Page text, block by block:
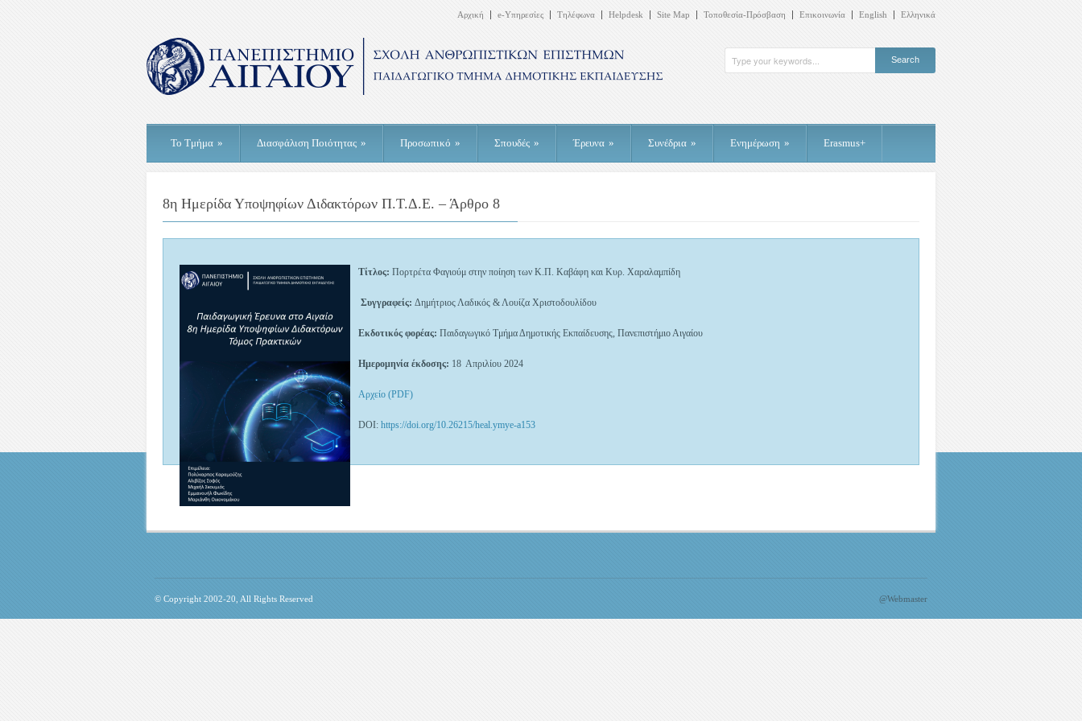
Αρχική e-Υπηρεσίες Τηλέφωνα Helpdesk Site Map Τοποθεσία-Πρόσβαση Επικοινωνία English Ελληνικά
Το Τμήμα » Διασφάλιση Ποιότητας » Προσωπικό » Σπουδές » Έρευνα » Συνέδρια » Ενημέρωση » Erasmus+
8η Ημερίδα Υποψηφίων Διδακτόρων Π.Τ.Δ.Ε. – Άρθρο 8
Τίτλος: Πορτρέτα Φαγιούμ στην ποίηση των Κ.Π. Καβάφη και Κυρ. Χαραλαμπίδη
Συγγραφείς: Δημήτριος Λαδικός & Λουίζα Χριστοδουλίδου
Εκδοτικός φορέας: Παιδαγωγικό Τμήμα Δημοτικής Εκπαίδευσης, Πανεπιστήμιο Αιγαίου
Ημερομηνία έκδοσης: 18 Απριλίου 2024
Αρχείο (PDF)
DOI: https://doi.org/10.26215/heal.ymye-a153
© Copyright 2002-20, All Rights Reserved @Webmaster